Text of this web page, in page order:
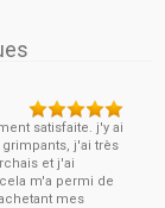
satisfaite. j'y ai
j'ai très
et j'ai
m'a permi de
mes